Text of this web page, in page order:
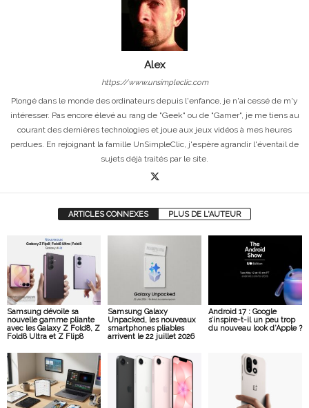
Alex
https://www.unsimpleclic.com
Plongé dans le monde des ordinateurs depuis l'enfance, je n'ai cessé de m'y
intéresser. Pas encore élevé au rang de "Geek" ou de "Gamer", je me tiens au
courant des dernières technologies et joue aux jeux vidéos à mes heures
perdues. En rejoignant la famille UnSimpleClic, j'espère agrandir l'éventail de
sujets déjà traités par le site.
ARTICLES CONNEXES PLUS DE L'AUTEUR
Samsung dévoile sa
nouvelle gamme pliante
avec les Galaxy Z Fold8, Z
Fold8 Ultra et Z Flip8
Samsung Galaxy
Unpacked, les nouveaux
smartphones pliables
arrivent le 22 juillet 2026
Android 17 : Google
s’inspire-t-il un peu trop
du nouveau look d’Apple ?